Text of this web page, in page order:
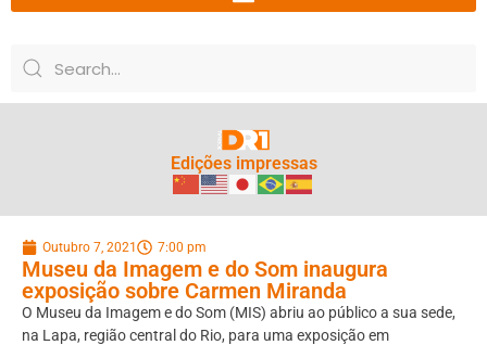
Edições impressas
Outubro 7, 2021 7:00 pm
Museu da Imagem e do Som inaugura
exposição sobre Carmen Miranda
O Museu da Imagem e do Som (MIS) abriu ao público a sua sede,
na Lapa, região central do Rio, para uma exposição em